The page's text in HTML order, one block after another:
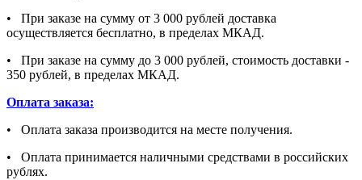
• При заказе на сумму от 3 000 рублей доставка
осуществляется бесплатно, в пределах МКАД.
• При заказе на сумму до 3 000 рублей, стоимость доставки -
350 рублей, в пределах МКАД.
Оплата заказа:
• Оплата заказа производится на месте получения.
• Оплата принимается наличными средствами в российских
рублях.